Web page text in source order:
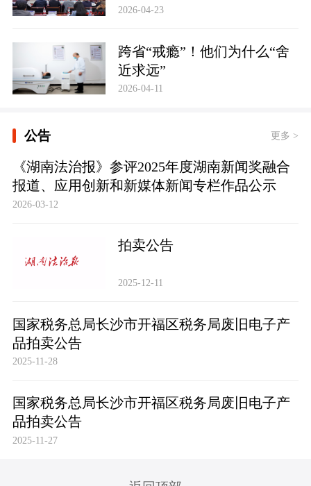
2026-04-23
跨省“戒瘾”！他们为什么“舍
近求远”
2026-04-11
公告 更多 >
《湖南法治报》参评2025年度湖南新闻奖融合
报道、应用创新和新媒体新闻专栏作品公示
2026-03-12
拍卖公告
2025-12-11
国家税务总局长沙市开福区税务局废旧电子产
品拍卖公告
2025-11-28
国家税务总局长沙市开福区税务局废旧电子产
品拍卖公告
2025-11-27